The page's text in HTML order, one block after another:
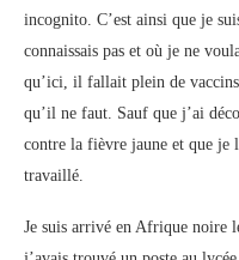
incognito. C’est ainsi que je
connaissais pas et où je ne
qu’ici, il fallait plein de
qu’il ne faut. Sauf que j’ai
contre la fièvre jaune et que je
travaillé.
Je suis arrivé en Afrique noire